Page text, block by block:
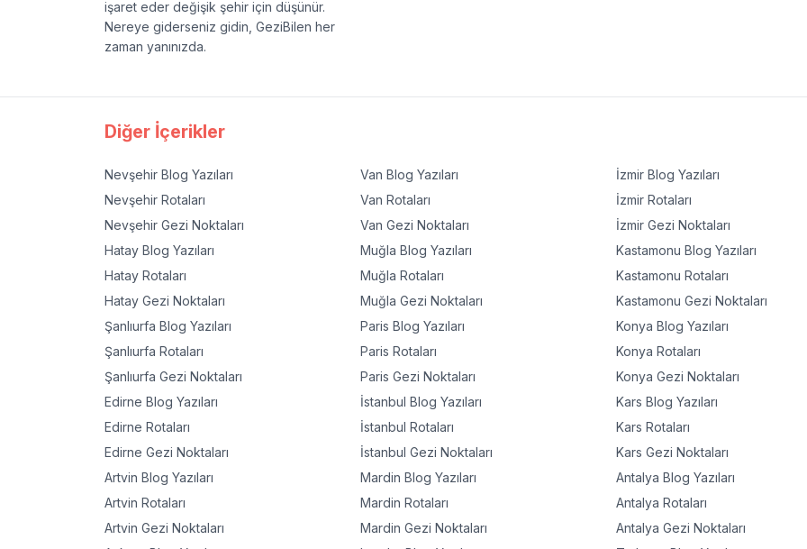
işaret eder değişik şehir için düşünür.
Nereye giderseniz gidin, GeziBilen her
zaman yanınızda.
Diğer İçerikler
Nevşehir Blog Yazıları
Nevşehir Rotaları
Nevşehir Gezi Noktaları
Hatay Blog Yazıları
Hatay Rotaları
Hatay Gezi Noktaları
Şanlıurfa Blog Yazıları
Şanlıurfa Rotaları
Şanlıurfa Gezi Noktaları
Edirne Blog Yazıları
Edirne Rotaları
Edirne Gezi Noktaları
Artvin Blog Yazıları
Artvin Rotaları
Artvin Gezi Noktaları
Van Blog Yazıları
Van Rotaları
Van Gezi Noktaları
Muğla Blog Yazıları
Muğla Rotaları
Muğla Gezi Noktaları
Paris Blog Yazıları
Paris Rotaları
Paris Gezi Noktaları
İstanbul Blog Yazıları
İstanbul Rotaları
İstanbul Gezi Noktaları
Mardin Blog Yazıları
Mardin Rotaları
Mardin Gezi Noktaları
İzmir Blog Yazıları
İzmir Rotaları
İzmir Gezi Noktaları
Kastamonu Blog Yazıları
Kastamonu Rotaları
Kastamonu Gezi Noktaları
Konya Blog Yazıları
Konya Rotaları
Konya Gezi Noktaları
Kars Blog Yazıları
Kars Rotaları
Kars Gezi Noktaları
Antalya Blog Yazıları
Antalya Rotaları
Antalya Gezi Noktaları